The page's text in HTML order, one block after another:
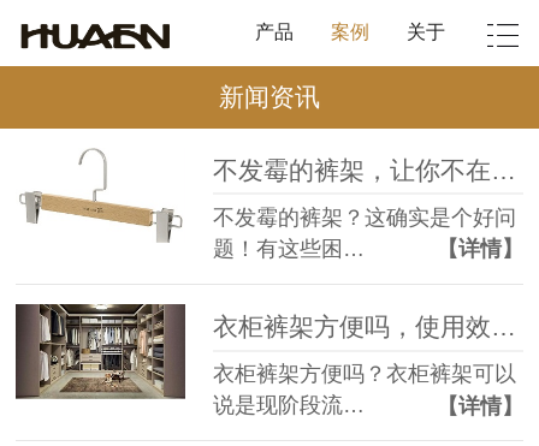
产品 案例 关于
新闻资讯
不发霉的裤架，让你不在脑壳疼【华恩】
不发霉的裤架？这确实是个好问
题！有这些困…
【详情】
衣柜裤架方便吗，使用效果好吗？【华恩】
衣柜裤架方便吗？衣柜裤架可以
说是现阶段流…
【详情】